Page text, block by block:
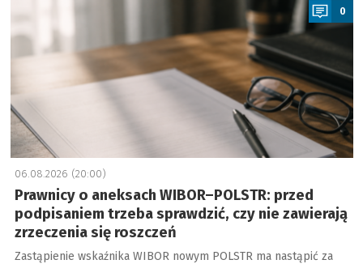
0
06.08.2026 (20:00)
Prawnicy o aneksach WIBOR–POLSTR: przed
podpisaniem trzeba sprawdzić, czy nie zawierają
zrzeczenia się roszczeń
Zastąpienie wskaźnika WIBOR nowym POLSTR ma nastąpić za